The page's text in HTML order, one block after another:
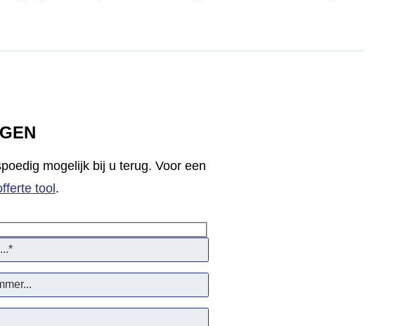
mogelijk bij u terug. Voor een
tool .